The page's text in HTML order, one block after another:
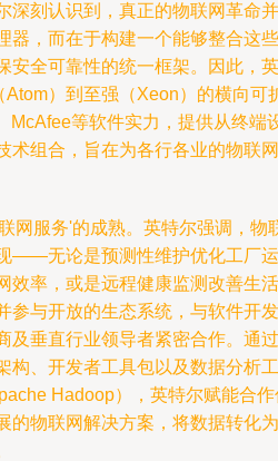
深刻认识到，真正的物联网革命并
器，而在于构建一个能够整合这些
安全可靠性的统一框架。因此，英
）到至强（Xeon）的横向可
McAfee等软件实力，提供从终端
术组合，旨在为各行各业的物联网
网服务'的成熟。英特尔强调，物
——无论是预测性维护优化工厂运
效率，或是远程健康监测改善生活
参与开放的生态系统，与软件开发
及垂直行业领导者紧密合作。通过
构、开发者工具包以及数据分析工
Hadoop），英特尔赋能合作
的物联网解决方案，将数据转化为